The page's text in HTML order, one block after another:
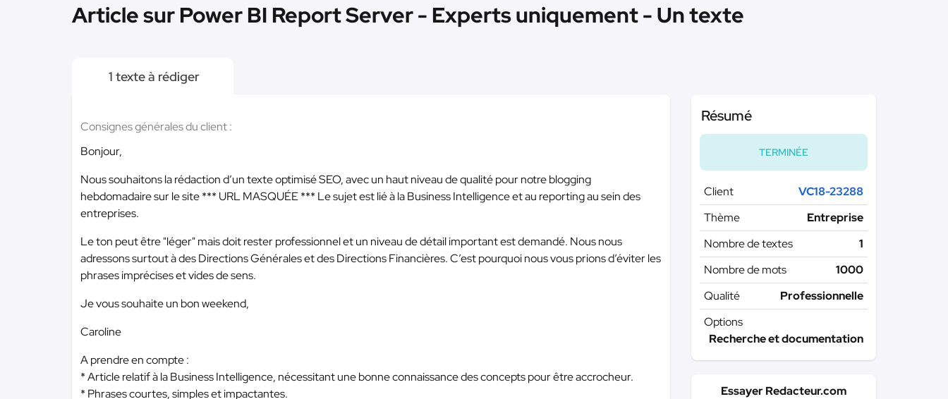
Article sur Power BI Report Server - Experts uniquement - Un texte
1 texte à rédiger
Consignes générales du client :
Bonjour,
Nous souhaitons la rédaction d’un texte optimisé SEO, avec un haut niveau de qualité pour notre blogging
hebdomadaire sur le site*** URL MASQUÉE *** Le sujet est lié à la Business Intelligence et au reporting au sein des
entreprises.
Le ton peut être "léger" mais doit rester professionnel et un niveau de détail important est demandé. Nous nous
adressons surtout à des Directions Générales et des Directions Financières. C’est pourquoi nous vous prions d’éviter les
phrases imprécises et vides de sens.
Je vous souhaite un bon weekend,
Caroline
A prendre en compte :
* Article relatif à la Business Intelligence, nécessitant une bonne connaissance des concepts pour être accrocheur.
* Phrases courtes, simples et impactantes.
Résumé
TERMINÉE
Client
VC18-23288
Thème
Entreprise
Nombre de textes
1
Nombre de mots
1000
Qualité
Professionnelle
Options
Recherche et documentation
Essayer Redacteur.com